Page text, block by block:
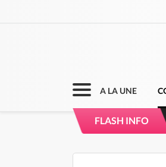
A LA UNE
FLASH INFO